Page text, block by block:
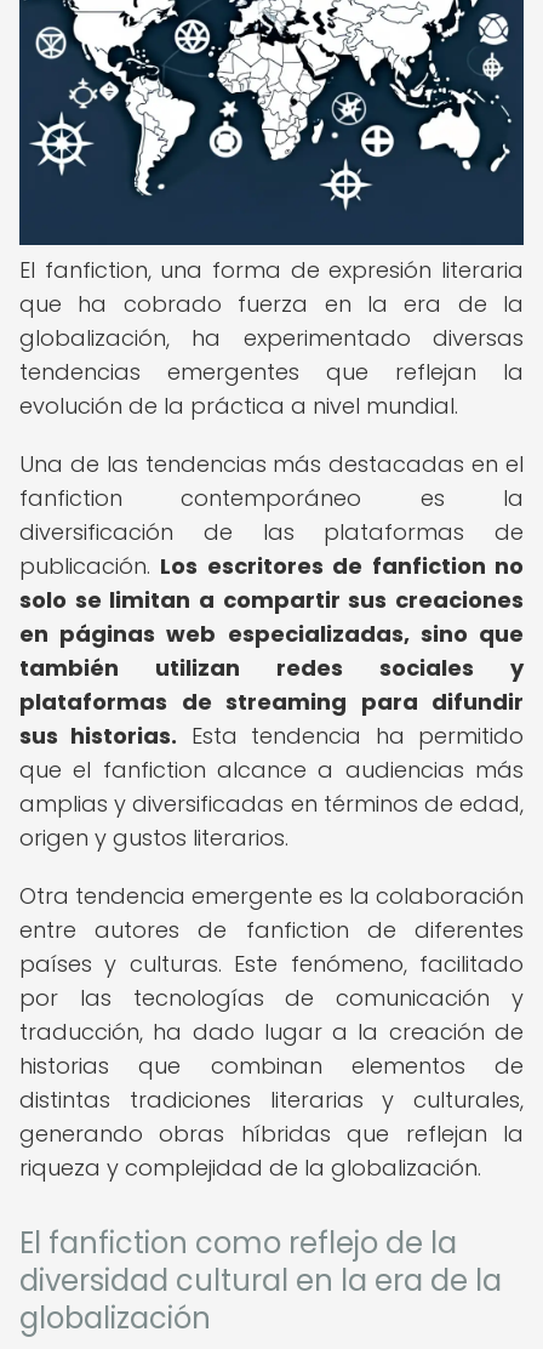
El fanfiction, una forma de expresión literaria
que ha cobrado fuerza en la era de la
globalización, ha experimentado diversas
tendencias emergentes que reflejan la
evolución de la práctica a nivel mundial.
Una de las tendencias más destacadas en el
fanfiction contemporáneo es la
diversificación de las plataformas de
publicación. Los escritores de fanfiction no
solo se limitan a compartir sus creaciones
en páginas web especializadas, sino que
también utilizan redes sociales y
plataformas de streaming para difundir
sus historias. Esta tendencia ha permitido
que el fanfiction alcance a audiencias más
amplias y diversificadas en términos de edad,
origen y gustos literarios.
Otra tendencia emergente es la colaboración
entre autores de fanfiction de diferentes
países y culturas. Este fenómeno, facilitado
por las tecnologías de comunicación y
traducción, ha dado lugar a la creación de
historias que combinan elementos de
distintas tradiciones literarias y culturales,
generando obras híbridas que reflejan la
riqueza y complejidad de la globalización.
El fanfiction como reflejo de la
diversidad cultural en la era de la
globalización